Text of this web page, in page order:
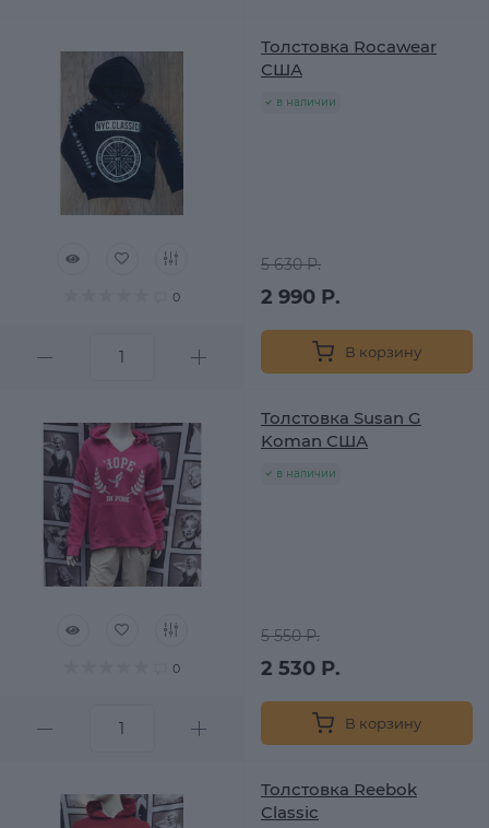
0
Толстовка Rocawear
США
в наличии
5 630 Р.
2 990 Р.
В корзину
0
Толстовка Susan G
Koman США
в наличии
5 550 Р.
2 530 Р.
В корзину
Толстовка Reebok
Classic